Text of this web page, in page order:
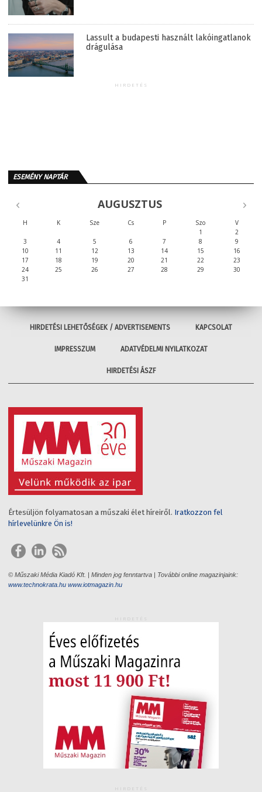
Lassult a budapesti használt lakóingatlanok
drágulása
HIRDETÉS
ESEMÉNY NAPTÁR
AUGUSZTUS
H K Sze Cs P Szo
V
1
2
3
4 5 6 7 8
9
10
11 12 13 14 15
16
17
18 19 20 21 22
23
24
25 26 27 28 29
30
31
HIRDETÉSI LEHETŐSÉGEK / ADVERTISEMENTS KAPCSOLAT
IMPRESSZUM ADATVÉDELMI NYILATKOZAT
HIRDETÉSI ÁSZF
Értesüljön folyamatosan a műszaki élet híreiről. Iratkozzon fel
hírlevelünkre Ön is!
© Műszaki Média Kiadó Kft. | Minden jog fenntartva | További online magazinjaink:
www.technokrata.hu www.iotmagazin.hu
HIRDETÉS
HIRDETÉS